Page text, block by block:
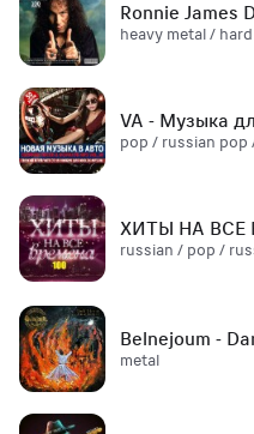
Ronnie James
heavy metal /
pop / russian
ХИТЫ НА ВСЕ
russian / pop /
Belnejoum -
metal